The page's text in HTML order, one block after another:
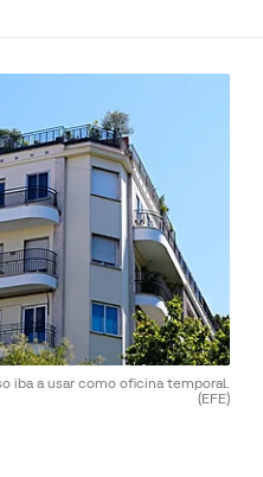
iba a usar como oficina temporal.
(EFE)